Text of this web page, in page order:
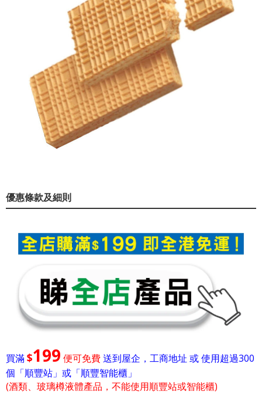
優惠條款及細則
買滿$199 便可免費送到屋企，工商地址 或 使用超過300
個「順豐站」或「順豐智能櫃」
(酒類、玻璃樽液體產品，不能使用順豐站或智能櫃)